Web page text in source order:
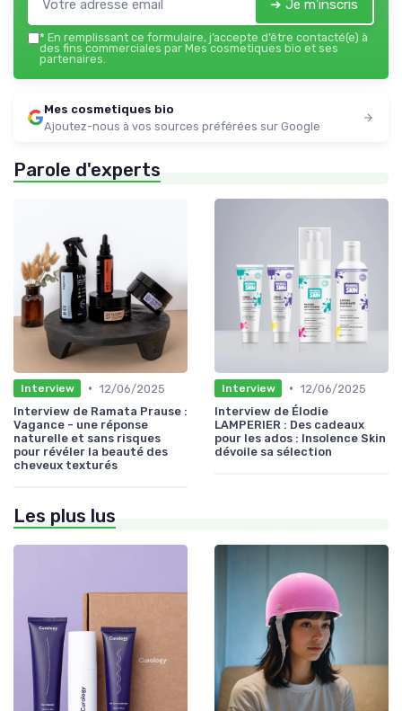
➔ Je m'inscris
* En remplissant ce formulaire, j’accepte d’être contacté(e) à
des fins commerciales par Mes cosmetiques bio et ses
partenaires.
Mes cosmetiques bio
Ajoutez-nous à vos sources préférées sur Google
Parole d'experts
Interview • 12/06/2025
Interview de Ramata Prause :
Vagance - une réponse
naturelle et sans risques
pour révéler la beauté des
cheveux texturés
Interview • 12/06/2025
Interview de Élodie
LAMPERIER : Des cadeaux
pour les ados : Insolence Skin
dévoile sa sélection
Les plus lus